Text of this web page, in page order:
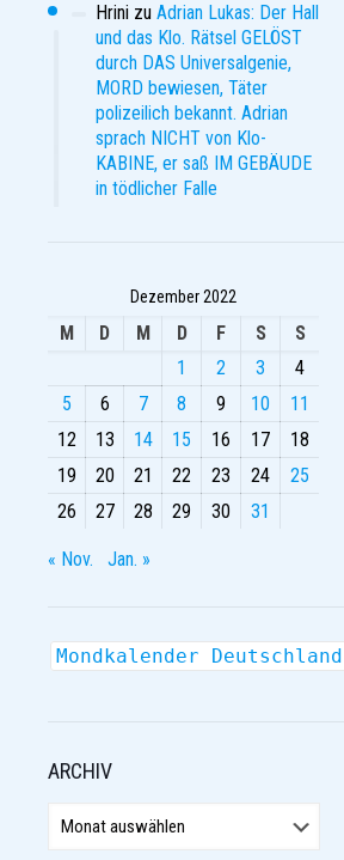
Hrini zuAdrian Lukas: Der Hall
und das Klo. Rätsel GELÖST
durch DAS Universalgenie,
MORD bewiesen, Täter
polizeilich bekannt. Adrian
sprach NICHT von Klo-
KABINE, er saß IM GEBÄUDE
in tödlicher Falle
Dezember 2022
M D M D F S
S
1
2 3
4
5
6 7 8 9 10
11
12
13 14 15 16 17
18
19
20 21 22 23 24
25
26
27 28 29 30 31
« Nov. Jan. »
Mondkalender Deutschland
ARCHIV